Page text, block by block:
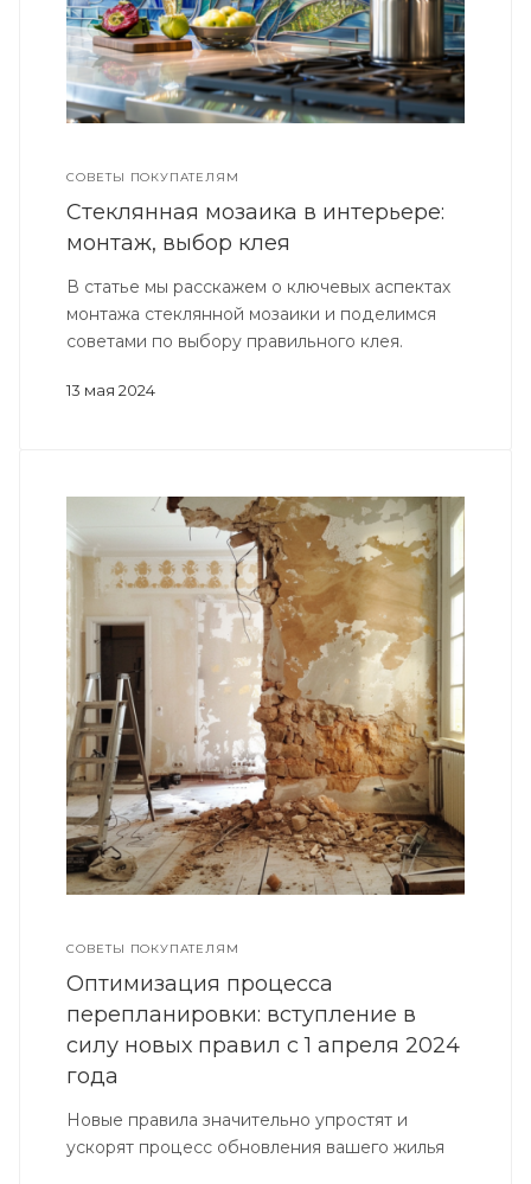
СОВЕТЫ ПОКУПАТЕЛЯМ
13 мая 2024
Стеклянная мозаика в интерьере:
монтаж, выбор клея
В статье мы расскажем о ключевых аспектах
монтажа стеклянной мозаики и поделимся
советами по выбору правильного клея.
СОВЕТЫ ПОКУПАТЕЛЯМ
Оптимизация процесса
перепланировки: вступление в
силу новых правил с 1 апреля 2024
года
Новые правила значительно упростят и
ускорят процесс обновления вашего жилья